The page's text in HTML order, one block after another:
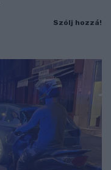
Szólj hozzá!